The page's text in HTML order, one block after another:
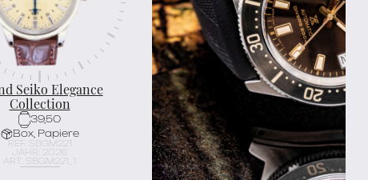
Seiko Elegance
Collection
39,50
Box, Papiere
REF. SBGM221
JAHR: 2026
ART. SBGM221_1